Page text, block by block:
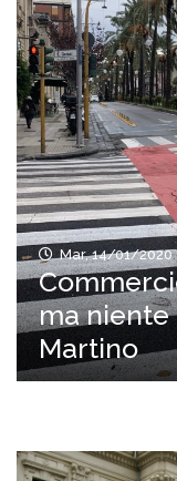
Mar, 14/01/2020
ma niente
Martino